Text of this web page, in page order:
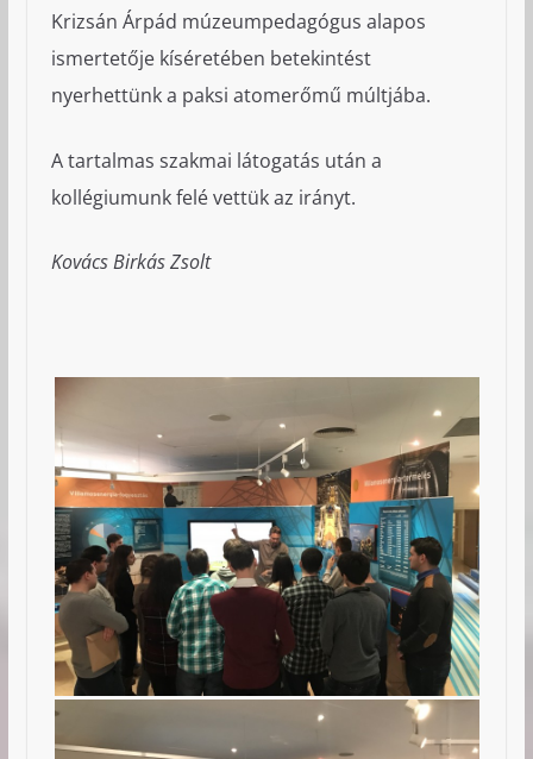
Krizsán Árpád múzeumpedagógus alapos
ismertetője kíséretében betekintést
nyerhettünk a paksi atomerőmű múltjába.
A tartalmas szakmai látogatás után a
kollégiumunk felé vettük az irányt.
Kovács Birkás Zsolt